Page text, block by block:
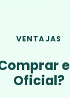
VENTAJAS
Oficial?